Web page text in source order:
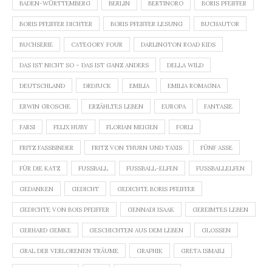
BADEN-WÜRTTEMBERG BERLIN BERTINORO BORIS PFEIFFER
BORIS PFEIFFER DICHTER BORIS PFEIFFER LESUNG BUCHAUTOR
BUCHSERIE CATEGORY FOUR DARLINGTON ROAD KIDS
DAS IST NICHT SO – DAS IST GANZ ANDERS DELLA WILD
DEUTSCHLAND DRDJUCK EMILIA EMILIA ROMAGNA
ERWIN GROSCHE ERZÄHLTES LEBEN EUROPA FANTASIE
FARSI FELIX HUBY FLORIAN MEIGEN FORLI
FRITZ FASSBINDER FRITZ VON THURN UND TAXIS FÜNF ASSE
FÜR DIE KATZ FUSSBALL FUSSBALL-ELFEN FUSSBALLELFEN
GEDANKEN GEDICHT GEDICHTE BORIS PFEIFFER
GEDICHTE VON BOIS PFEIFFER GENNADI ISAAK GEREIMTES LEBEN
GERHARD GEMKE GESCHICHTEN AUS DEM LEBEN GLOSSEN
GRAL DER VERLORENEN TRÄUME GRAPHIK GRETA ISMAILI